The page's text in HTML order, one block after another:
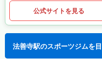
公式サイトを見る
法善寺駅のスポーツジムを